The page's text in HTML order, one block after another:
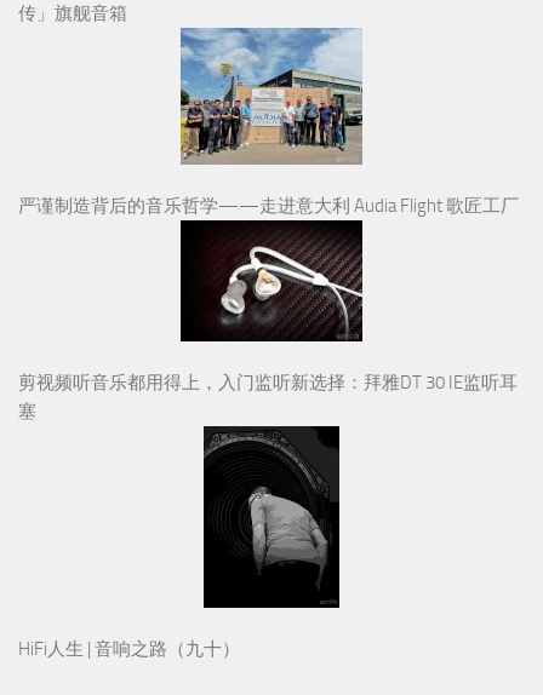
传」旗舰音箱
严谨制造背后的音乐哲学——走进意大利 Audia Flight 歌匠工厂
剪视频听音乐都用得上，入门监听新选择：拜雅DT 30 IE监听耳
塞
HiFi人生 | 音响之路（九十）